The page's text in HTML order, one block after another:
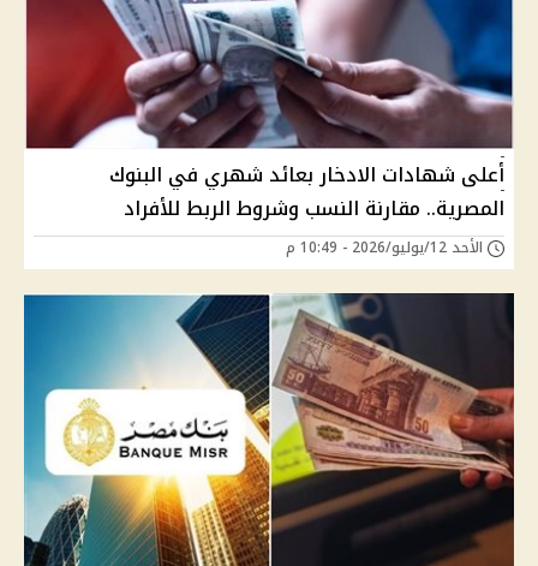
أعلى شهادات الادخار بعائد شهري في البنوك
المصرية.. مقارنة النسب وشروط الربط للأفراد
الأحد 12/يوليو/2026 - 10:49 م